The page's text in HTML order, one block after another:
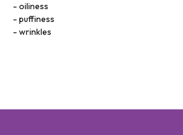
oiliness
puffiness
wrinkles